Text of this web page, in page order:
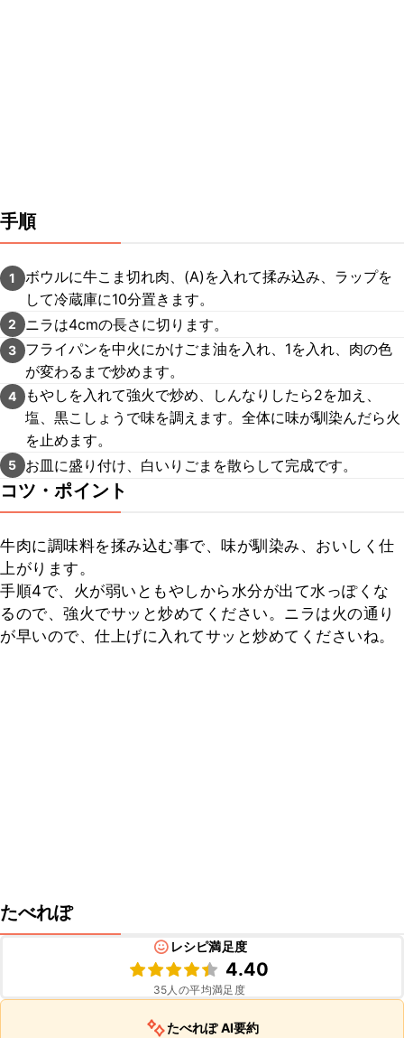
手順
1
ボウルに牛こま切れ肉、(A)を入れて揉み込み、ラップを
して冷蔵庫に10分置きます。
2 ニラは4cmの長さに切ります。
3
フライパンを中火にかけごま油を入れ、1を入れ、肉の色
が変わるまで炒めます。
4
もやしを入れて強火で炒め、しんなりしたら2を加え、
塩、黒こしょうで味を調えます。全体に味が馴染んだら火
を止めます。
5 お皿に盛り付け、白いりごまを散らして完成です。
コツ・ポイント
牛肉に調味料を揉み込む事で、味が馴染み、おいしく仕
上がります。
手順4で、火が弱いともやしから水分が出て水っぽくな
るので、強火でサッと炒めてください。ニラは火の通り
が早いので、仕上げに入れてサッと炒めてくださいね。
たべれぽ
レシピ満足度
4.40
35人の平均満足度
たべれぽ AI要約